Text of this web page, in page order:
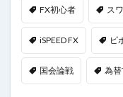
FX初心者 ス
iSPEED FX ピ
国会論戦 為